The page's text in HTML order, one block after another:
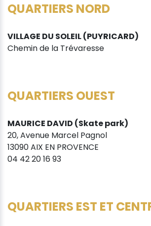
QUARTIERS NORD
VILLAGE DU SOLEIL (PUYRICARD)
Chemin de la Trévaresse
QUARTIERS OUEST
MAURICE DAVID (Skate park)
20, Avenue Marcel Pagnol
13090 AIX EN PROVENCE
04 42 20 16 93
QUARTIERS EST ET